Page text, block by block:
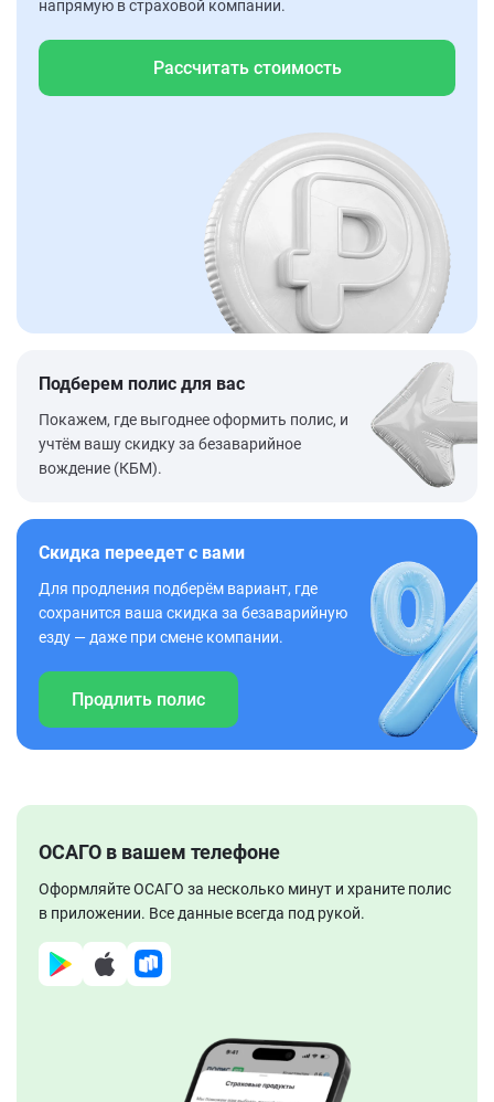
напрямую в страховой компании.
Рассчитать стоимость
Подберем полис для вас
Покажем, где выгоднее оформить полис, и
учтём вашу скидку за безаварийное
вождение (КБМ).
Скидка переедет с вами
Для продления подберём вариант, где
сохранится ваша скидка за безаварийную
езду — даже при смене компании.
Продлить полис
ОСАГО в вашем телефоне
Оформляйте ОСАГО за несколько минут и храните полис
в приложении. Все данные всегда под рукой.